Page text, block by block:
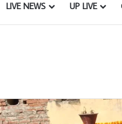
LIVE NEWS UP LIVE